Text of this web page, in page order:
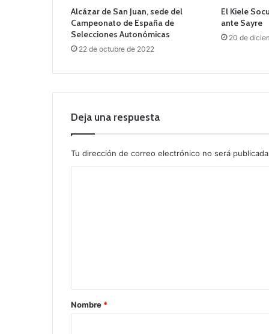
Alcázar de San Juan, sede del
Campeonato de España de
Selecciones Autonómicas
22 de octubre de 2022
El Kiele
ante Sayre
20 de
Deja una respuesta
Tu dirección de correo electrónico no será
rNombre *